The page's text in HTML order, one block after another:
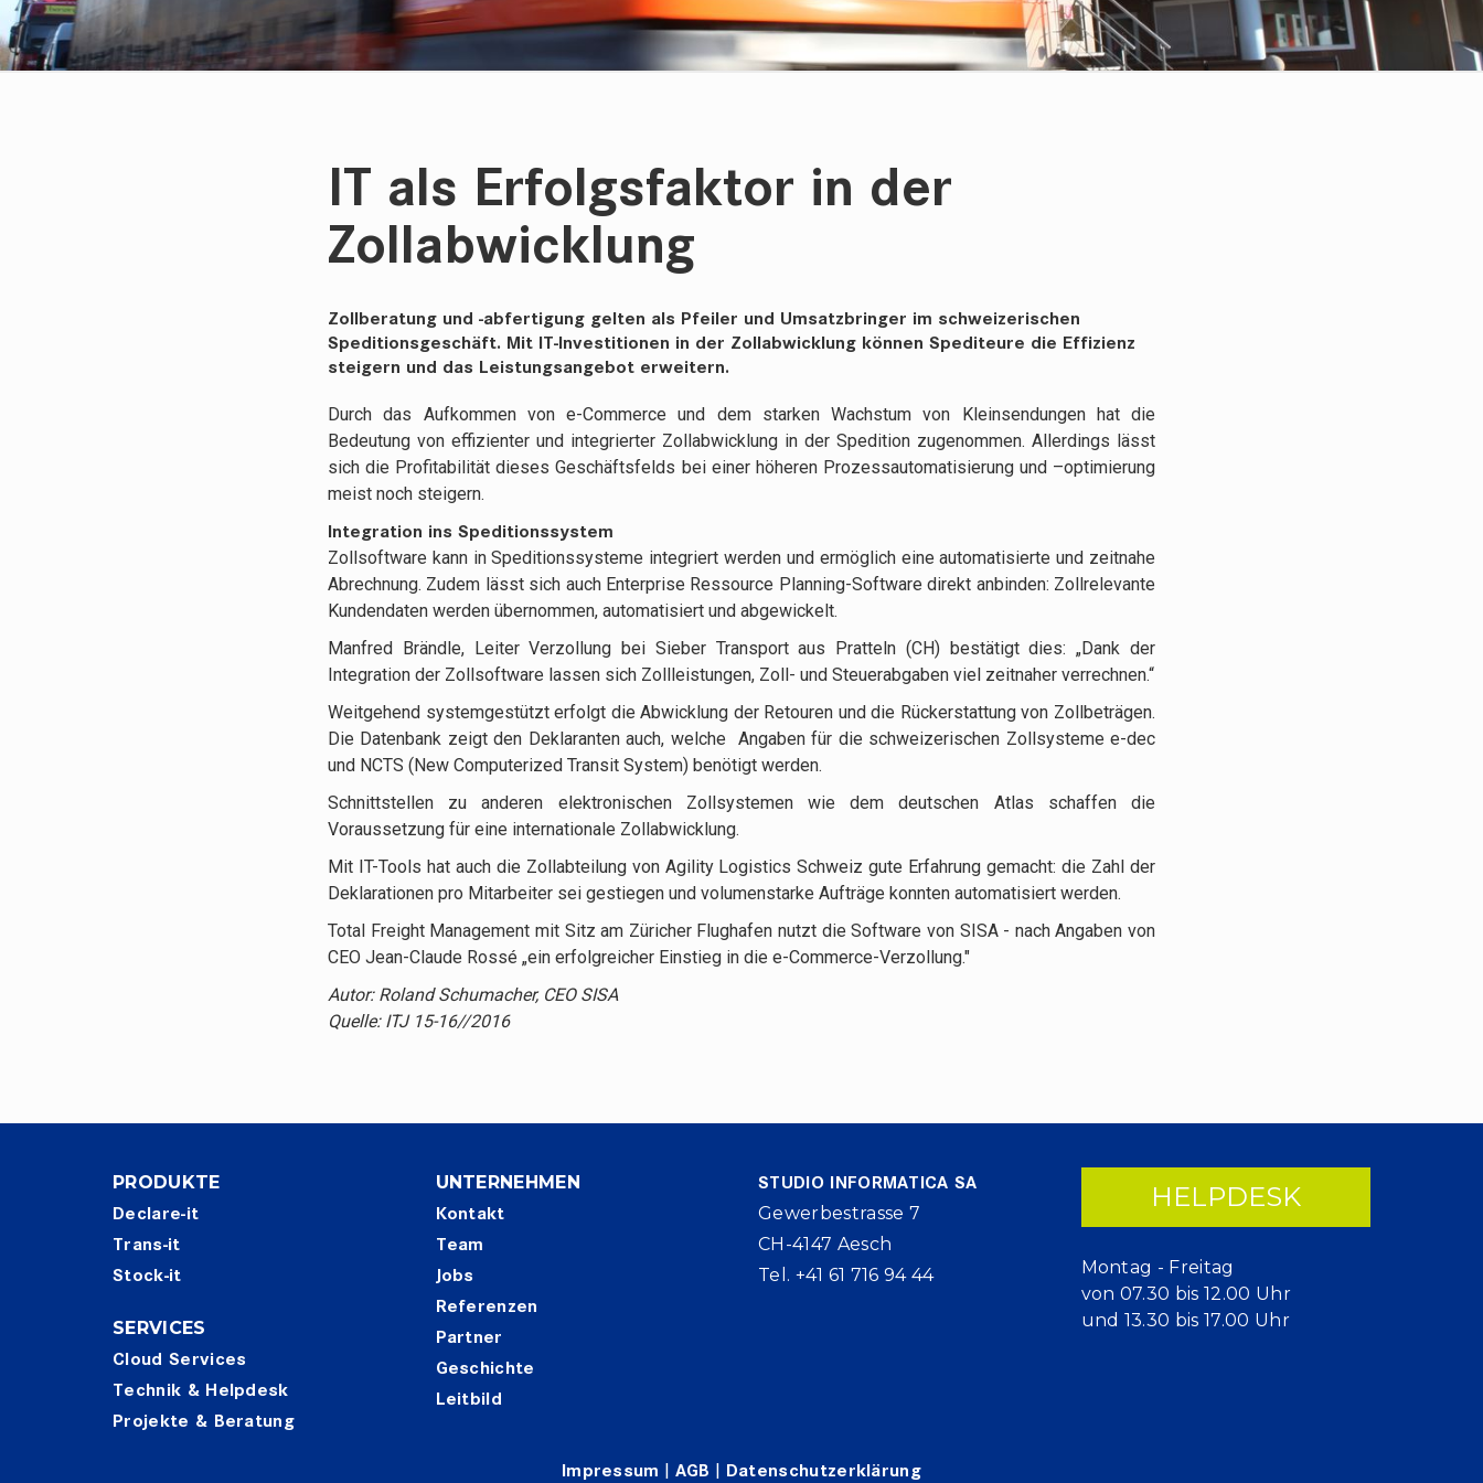
IT als Erfolgsfaktor in der
Zollabwicklung
Zollberatung und -abfertigung gelten als Pfeiler und Umsatzbringer im schweizerischen
Speditionsgeschäft. Mit IT-Investitionen in der Zollabwicklung können Spediteure die Effizienz
steigern und das Leistungsangebot erweitern.
Durch das Aufkommen von e-Commerce und dem starken Wachstum von Kleinsendungen hat die
Bedeutung von effizienter und integrierter Zollabwicklung in der Spedition zugenommen. Allerdings lässt
sich die Profitabilität dieses Geschäftsfelds bei einer höheren Prozessautomatisierung und –optimierung
meist noch steigern.
Integration ins Speditionssystem
Zollsoftware kann in Speditionssysteme integriert werden und ermöglich eine automatisierte und zeitnahe
Abrechnung. Zudem lässt sich auch Enterprise Ressource Planning-Software direkt anbinden: Zollrelevante
Kundendaten werden übernommen, automatisiert und abgewickelt.
Manfred Brändle, Leiter Verzollung bei Sieber Transport aus Pratteln (CH) bestätigt dies: „Dank der
Integration der Zollsoftware lassen sich Zollleistungen, Zoll- und Steuerabgaben viel zeitnaher verrechnen.“
Weitgehend systemgestützt erfolgt die Abwicklung der Retouren und die Rückerstattung von Zollbeträgen.
Die Datenbank zeigt den Deklaranten auch, welche Angaben für die schweizerischen Zollsysteme e-dec
und NCTS (New Computerized Transit System) benötigt werden.
Schnittstellen zu anderen elektronischen Zollsystemen wie dem deutschen Atlas schaffen die
Voraussetzung für eine internationale Zollabwicklung.
Mit IT-Tools hat auch die Zollabteilung von Agility Logistics Schweiz gute Erfahrung gemacht: die Zahl der
Deklarationen pro Mitarbeiter sei gestiegen und volumenstarke Aufträge konnten automatisiert werden.
Total Freight Management mit Sitz am Züricher Flughafen nutzt die Software von SISA - nach Angaben von
CEO Jean-Claude Rossé „ein erfolgreicher Einstieg in die e-Commerce-Verzollung."
Autor: Roland Schumacher, CEO SISA
Quelle: ITJ 15-16//2016
PRODUKTE
Declare-it
Trans-it
Stock-it
SERVICES
Cloud Services
Technik & Helpdesk
Projekte & Beratung
UNTERNEHMEN
Kontakt
Team
Jobs
Referenzen
Partner
Geschichte
Leitbild
STUDIO INFORMATICA SA
Gewerbestrasse 7
CH-4147 Aesch
Tel. +41 61 716 94 44
HELPDESK
Montag - Freitag
von 07.30 bis 12.00 Uhr
und 13.30 bis 17.00 Uhr
Impressum | AGB | Datenschutzerklärung